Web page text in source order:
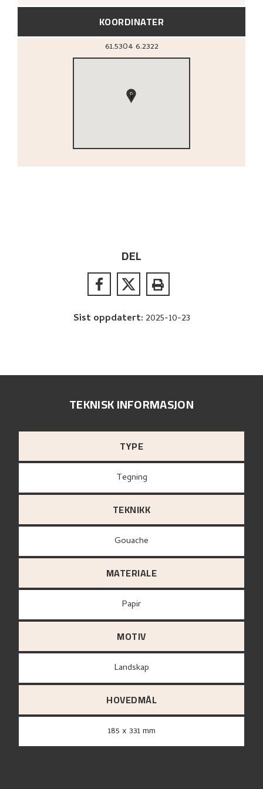
KOORDINATER
61.5304 6.2322
1
DEL
Sist oppdatert: 2025-10-23
TEKNISK INFORMASJON
TYPE
Tegning
TEKNIKK
Gouache
MATERIALE
papir
MOTIV
Landskap
HOVEDMÅL
185 x 331 mm